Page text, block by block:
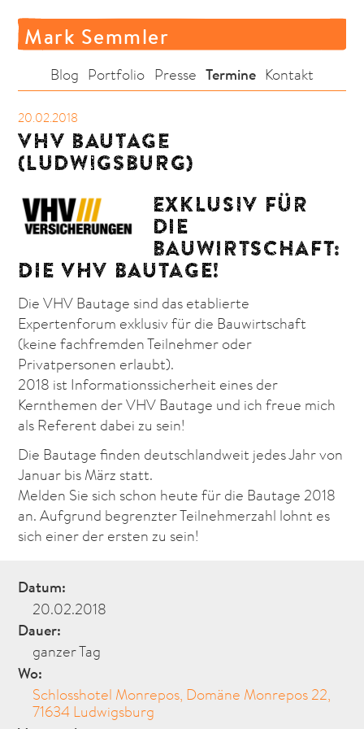
Mark Semmler
Blog Portfolio Presse Termine Kontakt
20.02.2018
VHV BAUTAGE
(LUDWIGSBURG)
EXKLUSIV FÜR
DIE
BAUWIRTSCHAFT:
DIE VHV BAUTAGE!
Die VHV Bautage sind das etablierte
Expertenforum exklusiv für die Bauwirtschaft
(keine fachfremden Teilnehmer oder
Privatpersonen erlaubt).
2018 ist Informationssicherheit eines der
Kernthemen der VHV Bautage und ich freue mich
als Referent dabei zu sein!
Die Bautage finden deutschlandweit jedes Jahr von
Januar bis März statt.
Melden Sie sich schon heute für die Bautage 2018
an. Aufgrund begrenzter Teilnehmerzahl lohnt es
sich einer der ersten zu sein!
Datum:
20.02.2018
Dauer:
ganzer Tag
Wo:
Schlosshotel Monrepos, Domäne Monrepos 22,
71634 Ludwigsburg